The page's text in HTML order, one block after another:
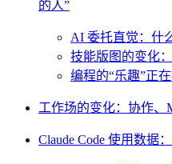
的人”
AI 委托直觉：什
技能版图的变化
编程的“乐趣”正
工作场的变化：协作、
Claude Code 使用数据